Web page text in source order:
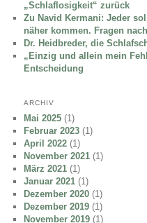
„Schlaflosigkeit“ zurück
Zu Navid Kermani: Jeder
näher kommen. Fragen
Dr. Heidbreder, die
„Einzig und allein mein
Entscheidung
ARCHIV
Mai 2025 (1)
Februar 2023 (1)
April 2022 (1)
November 2021 (1)
März 2021 (1)
Januar 2021 (1)
Dezember 2020 (1)
Dezember 2019 (1)
November 2019 (1)